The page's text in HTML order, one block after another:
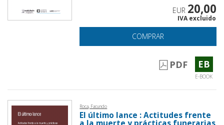
EUR 20,00
IVA excluido
COMPRAR
PDF EB
E-BOOK
Roca, Facundo
El último lance : Actitudes frente